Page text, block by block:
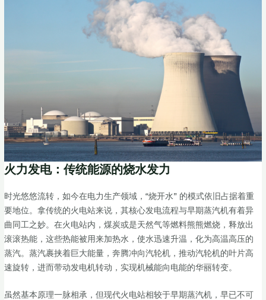
火力发电：传统能源的烧水发力
时光悠悠流转，如今在电力生产领域，“烧开水” 的模式依旧占据着重
要地位。拿传统的火电站来说，其核心发电流程与早期蒸汽机有着异
曲同工之妙。在火电站内，煤炭或是天然气等燃料熊熊燃烧，释放出
滚滚热能，这些热能被用来加热水，使水迅速升温，化为高温高压的
蒸汽。蒸汽裹挟着巨大能量，奔腾冲向汽轮机，推动汽轮机的叶片高
速旋转，进而带动发电机转动，实现机械能向电能的华丽转变。
虽然基本原理一脉相承，但现代火电站相较于早期蒸汽机，早已不可